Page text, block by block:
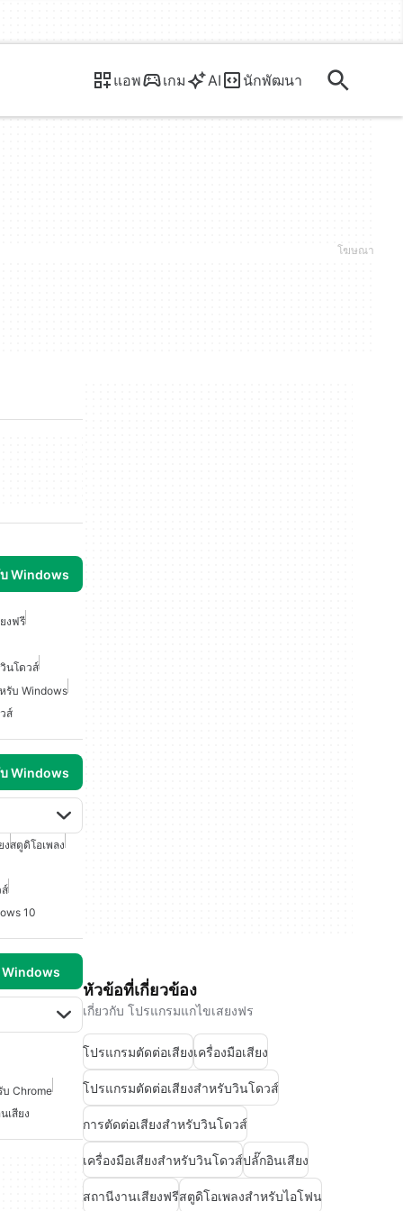
แอพ เกม AI นักพัฒนา
Windows
งฟรี
นโดวส์
รับ Windows
ส์
Windows
งสตูดิโอเพลง
ส์
10
Chrome
เสียง
หัวข้อที่เกี่ยวข้อง
เกี่ยวกับ โปรแกรมแกไขเสยงฟร
โปรแกรมตัดต่อเสียงเครื่องมือเสียง
โปรแกรมตัดต่อเสียงสำหรับวินโดวส์
การตัดต่อเสียงสำหรับวินโดวส์
เครื่องมือเสียงสำหรับวินโดวส์ปลั๊กอินเสียง
สถานีงานเสียงฟรีสตูดิโอเพลงสำหรับไอโฟน